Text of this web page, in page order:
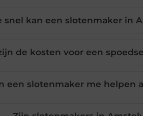
snel kan een slotenmaker in
de kosten voor een
een slotenmaker me helpen